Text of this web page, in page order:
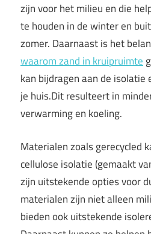
zijn voor het milieu en die
te houden in de winter en
zomer. Daarnaast is het
waarom zand in kruipruimte
kan bijdragen aan de isolatie
je huis.Dit resulteert in
verwarming en koeling.
Materialen zoals gerecycled
cellulose isolatie (gemaakt
zijn uitstekende opties voor
materialen zijn niet alleen
bieden ook uitstekende